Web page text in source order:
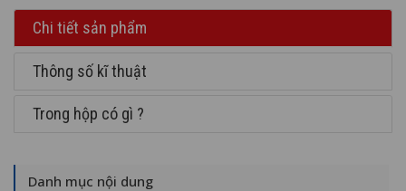
Chi tiết sản phẩm
Thông số kĩ thuật
Trong hộp có gì ?
Danh mục nội dung